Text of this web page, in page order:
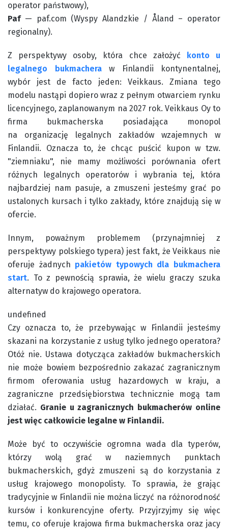
operator państwowy),
Paf— paf.com (Wyspy Alandzkie / Åland – operator
regionalny).
Z perspektywy osoby, która chce założyć konto u
legalnego bukmacheraw Finlandii kontynentalnej,
wybór jest de facto jeden: Veikkaus. Zmiana tego
modelu nastąpi dopiero wraz z pełnym otwarciem rynku
licencyjnego, zaplanowanym na 2027 rok. Veikkaus Oy to
firma bukmacherska posiadająca monopol
na organizację legalnych zakładów wzajemnych w
Finlandii. Oznacza to, że chcąc puścić kupon w tzw.
"ziemniaku", nie mamy możliwości porównania ofert
różnych legalnych operatorów i wybrania tej, która
najbardziej nam pasuje, a zmuszeni jesteśmy grać po
ustalonych kursach i tylko zakłady, które znajdują się w
ofercie.
Innym, poważnym problemem (przynajmniej z
perspektywy polskiego typera) jest fakt, że Veikkaus nie
oferuje żadnych pakietów typowych dla bukmachera
start. To z pewnością sprawia, że wielu graczy szuka
alternatyw do krajowego operatora.
undefined
Czy oznacza to, że przebywając w Finlandii jesteśmy
skazani na korzystanie z usług tylko jednego operatora?
Otóż nie. Ustawa dotycząca zakładów bukmacherskich
nie może bowiem bezpośrednio zakazać zagranicznym
firmom oferowania usług hazardowych w kraju, a
zagraniczne przedsiębiorstwa technicznie mogą tam
działać. Granie u zagranicznych bukmacherów online
jest więc całkowicie legalne w Finlandii.
Może być to oczywiście ogromna wada dla typerów,
którzy wolą grać w naziemnych punktach
bukmacherskich, gdyż zmuszeni są do korzystania z
usług krajowego monopolisty. To sprawia, że grając
tradycyjnie w Finlandii nie można liczyć na różnorodność
kursów i konkurencyjne oferty. Przyjrzyjmy się więc
temu, co oferuje krajowa firma bukmacherska oraz jacy